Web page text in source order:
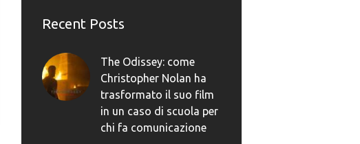
Recent Posts
The Odissey: come
Christopher Nolan ha
trasformato il suo film
in un caso di scuola per
chi fa comunicazione